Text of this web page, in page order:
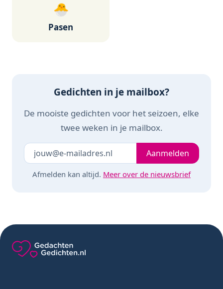
🐣
Pasen
Gedichten in je mailbox?
De mooiste gedichten voor het seizoen, elke
twee weken in je mailbox.
Laat dit veld leeg Je e-mailadresAanmelden
Afmelden kan altijd. Meer over de nieuwsbrief